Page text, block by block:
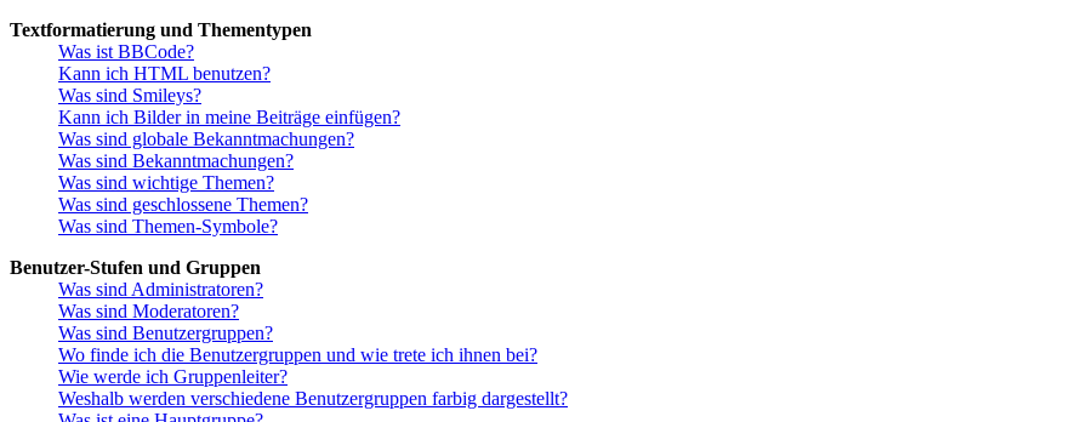
Textformatierung und Thementypen
Was ist BBCode?
Kann ich HTML benutzen?
Was sind Smileys?
Kann ich Bilder in meine Beiträge einfügen?
Was sind globale Bekanntmachungen?
Was sind Bekanntmachungen?
Was sind wichtige Themen?
Was sind geschlossene Themen?
Was sind Themen-Symbole?
Benutzer-Stufen und Gruppen
Was sind Administratoren?
Was sind Moderatoren?
Was sind Benutzergruppen?
Wo finde ich die Benutzergruppen und wie trete ich ihnen bei?
Wie werde ich Gruppenleiter?
Weshalb werden verschiedene Benutzergruppen farbig dargestellt?